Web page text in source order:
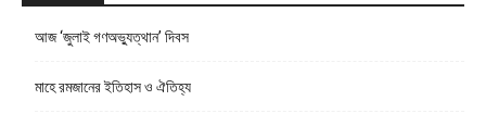
আজ ‘জুলাই গণঅভ্যুত্থান’ দিবস
মাহে রমজানের ইতিহাস ও ঐতিহ্য